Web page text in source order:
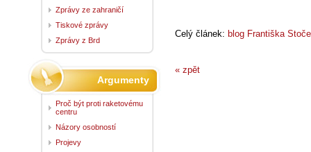
Celý článek: blog Františka
« zpět
Zprávy ze zahraničí
Tiskové zprávy
Zprávy z Brd
Argumenty
Proč být proti raketovému
centru
Názory osobností
Projevy